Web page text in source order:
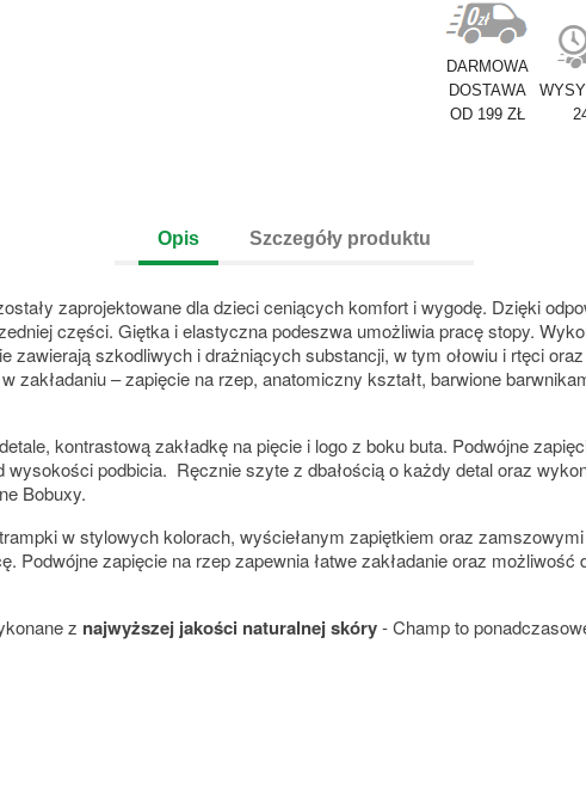
DARMOWA
DOSTAWA
OD 199 ZŁ
Opis Szczegóły produktu
zaprojektowane dla dzieci ceniących komfort i wygodę. Dzięki
części. Giętka i elastyczna podeszwa umożliwia pracę stopy.
zawierają szkodliwych i drażniących substancji, w tym ołowiu i rtęci
zakładaniu – zapięcie na rzep, anatomiczny kształt, barwione
kontrastową zakładkę na pięcie i logo z boku buta. Podwójne
wysokości podbicia. Ręcznie szyte z dbałością o każdy detal oraz
Bobuxy.
w stylowych kolorach, wyściełanym zapiętkiem oraz
Podwójne zapięcie na rzep zapewnia łatwe zakładanie oraz
z najwyższej jakości naturalnej skóry- Champ to